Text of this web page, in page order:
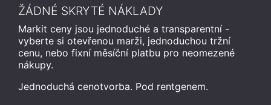
ŽÁDNÉ SKRYTÉ NÁKLADY
Markit ceny jsou jednoduché a transparentní -
vyberte si otevřenou marži, jednoduchou tržní
cenu, nebo fixní měsíční platbu pro neomezené
nákupy.
Jednoduchá cenotvorba. Pod rentgenem.